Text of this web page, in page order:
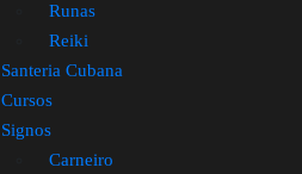
Runas
Reiki
Santeria Cubana
Cursos
Signos
Carneiro